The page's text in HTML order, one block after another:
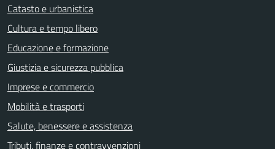
Catasto e urbanistica
Cultura e tempo libero
Educazione e formazione
Giustizia e sicurezza pubblica
Imprese e commercio
Mobilità e trasporti
Salute, benessere e assistenza
Tributi, finanze e contravvenzioni